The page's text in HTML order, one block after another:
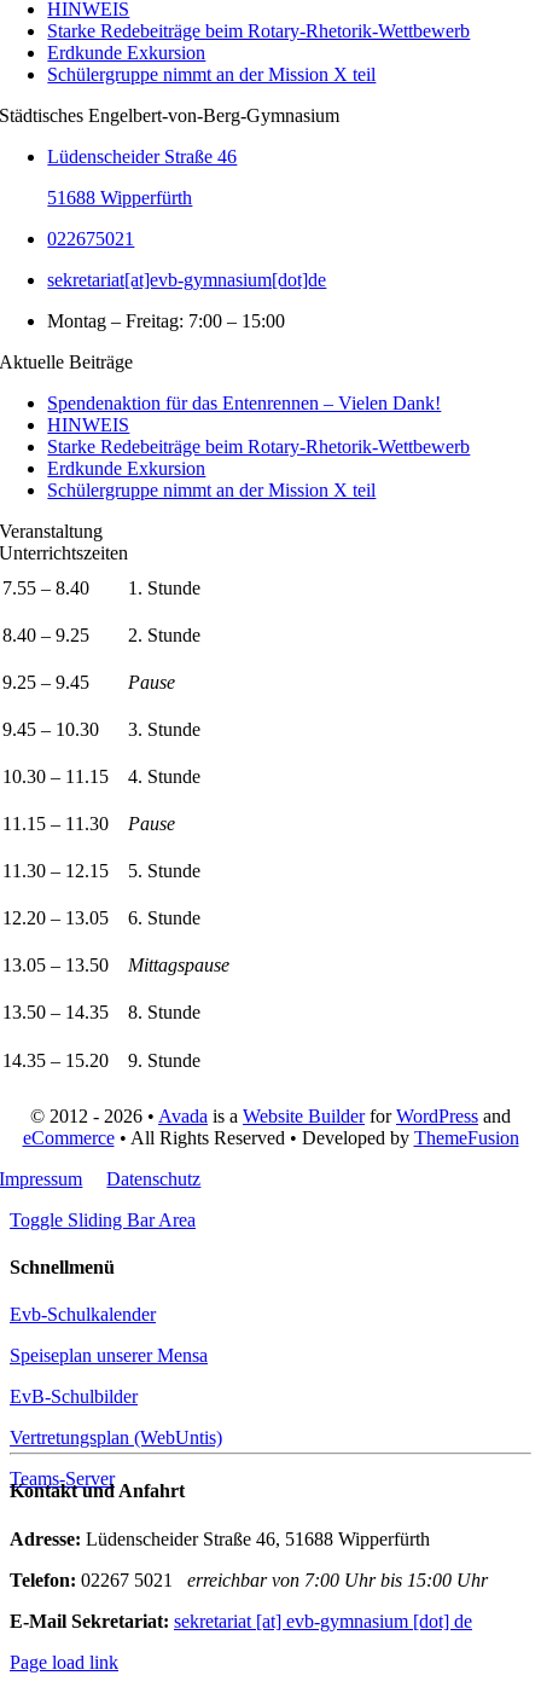
HINWEIS
Starke Redebeiträge beim Rotary-Rhetorik-Wettbewerb
Erdkunde Exkursion
Schülergruppe nimmt an der Mission X teil
Städtisches Engelbert-von-Berg-Gymnasium
Lüdenscheider Straße 46
51688 Wipperfürth
022675021
sekretariat[at]evb-gymnasium[dot]de
Montag – Freitag: 7:00 – 15:00
Aktuelle Beiträge
Spendenaktion für das Entenrennen – Vielen Dank!
HINWEIS
Starke Redebeiträge beim Rotary-Rhetorik-Wettbewerb
Erdkunde Exkursion
Schülergruppe nimmt an der Mission X teil
Veranstaltung
Unterrichtszeiten
7.55 – 8.40
1. Stunde
8.40 – 9.25 2. Stunde
9.25 – 9.45 Pause
9.45 – 10.30 3. Stunde
10.30 – 11.15 4. Stunde
11.15 – 11.30 Pause
11.30 – 12.15 5. Stunde
12.20 – 13.05 6. Stunde
13.05 – 13.50 Mittagspause
13.50 – 14.35 8. Stunde
14.35 – 15.20 9. Stunde
© 2012 - 2026 • Avada is a Website BuilderforWordPress and
eCommerce• All Rights Reserved • Developed by ThemeFusion
Impressum
Datenschutz
Toggle Sliding Bar Area
Schnellmenü
Evb-Schulkalender
Speiseplan unserer Mensa
EvB-Schulbilder
Vertretungsplan (WebUntis)
Teams-Server
Kontakt und Anfahrt
Adresse: Lüdenscheider Straße 46, 51688 Wipperfürth
Telefon: 02267 5021 erreichbar von 7:00 Uhr bis 15:00 Uhr
E-Mail Sekretariat: sekretariat [at] evb-gymnasium [dot] de
Page load link